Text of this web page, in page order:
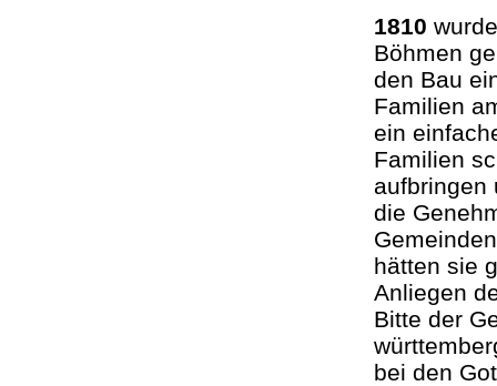
1810
Böhmen
den Bau
Familien
ein
Familien
aufbringen
die
hätten sie
Anliegen
Bitte der
bei den